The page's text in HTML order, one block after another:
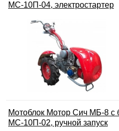
МС-10П-04, электростартер
Мотоблок Мотор Сич МБ-8 с
МС-10П-02, ручной запуск